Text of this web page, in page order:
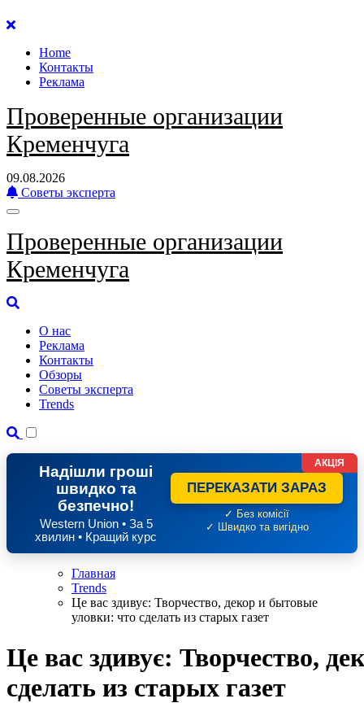
Перейти
содержанию
Home
Контакты
Реклама
Проверенные организации
Кременчуга
09.08.2026
Советы эксперта
Проверенные организации
Кременчуга
О нас
Реклама
Контакты
Обзоры
Советы эксперта
Trends
Надішли гроші
швидко та
безпечно!
Western Union • За 5
хвилин • Кращий курс
ПЕРЕКАЗАТИ ЗАРАЗ
✓ Без комісії
✓ Швидко та вигідно
АКЦІЯ
Главная
Trends
Це вас здивує: Творчество, декор и бытовые
уловки: что сделать из старых газет
Це вас здивує: Творчество,
сделать из старых газет